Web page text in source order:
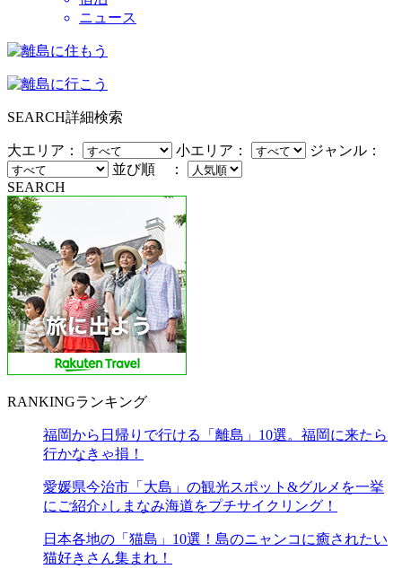
ニュース
SEARCH詳細検索
大エリア： 小エリア：
ジャンル：
並び順 ：
SEARCH
RANKINGランキング
福岡から日帰りで行ける「離島」10選。福岡に来たら
行かなきゃ損！
愛媛県今治市「大島」の観光スポット&グルメを一挙
にご紹介♪しまなみ海道をプチサイクリング！
日本各地の「猫島」10選！島のニャンコに癒されたい
猫好きさん集まれ！